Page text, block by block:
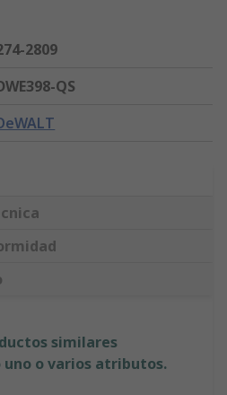
2809
QS
similares
uno o varios atributos.